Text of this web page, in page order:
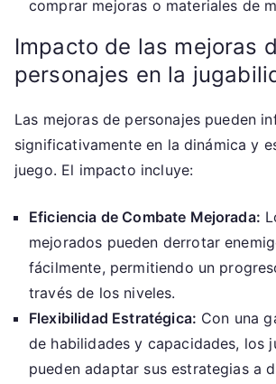
comprar mejoras o materiales de
Impacto de las mejoras
personajes en la
Las mejoras de personajes pueden
significativamente en la dinámica y
juego. El impacto incluye:
Eficiencia de Combate Mejorada:
mejorados pueden derrotar
fácilmente, permitiendo un
través de los niveles.
Flexibilidad Estratégica: Con una
de habilidades y capacidades, los
pueden adaptar sus estrategias a